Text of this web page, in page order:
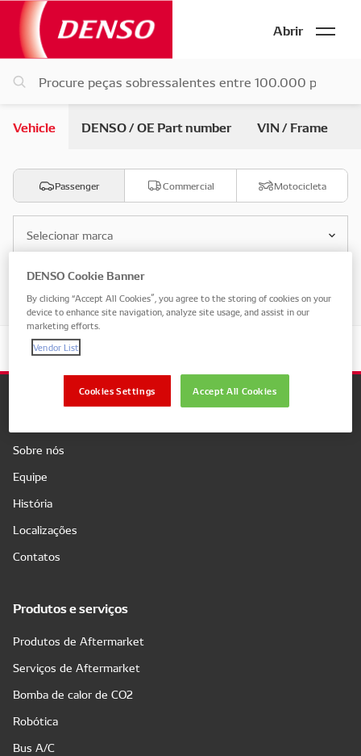
Abrir
Vehicle DENSO / OE Part number VIN / Frame
Passenger Commercial Motocicleta
Selecionar marca
Sobre nós
Equipe
História
Localizações
Contatos
Produtos e serviços
Produtos de Aftermarket
Serviços de Aftermarket
Bomba de calor de CO2
Robótica
Bus A/C
DENSO Cookie Banner
By clicking “Accept All Cookies”, you agree to the storing of cookies on your
device to enhance site navigation, analyze site usage, and assist in our
marketing efforts.
Vendor List
Accept All Cookies
Cookies Settings